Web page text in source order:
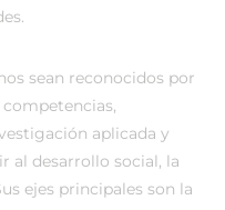
sean reconocidos por
aplicada y
al desarrollo social, la
ejes principales son la